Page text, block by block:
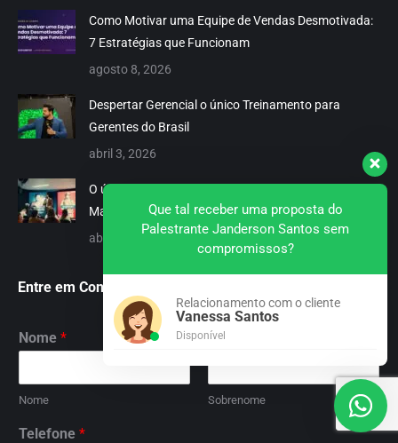
in
new
in
new
in
new new
in
new new
in
new
in
new
Como Motivar uma Equipe de Vendas Desmotivada:
7 Estratégias que Funcionam
agosto 8, 2026
Despertar Gerencial o único Treinamento para
Gerentes do Brasil
abril 3, 2026
O único treinamento de gerentes do Brasil com o
Mago das Vendas
abril 3, 2026
Entre em Contato Agora
Nome *
Nome Sobrenome
Telefone *
Que tal receber uma proposta do
Palestrante Janderson Santos sem
compromissos?
Relacionamento com o cliente
Vanessa Santos
Disponível